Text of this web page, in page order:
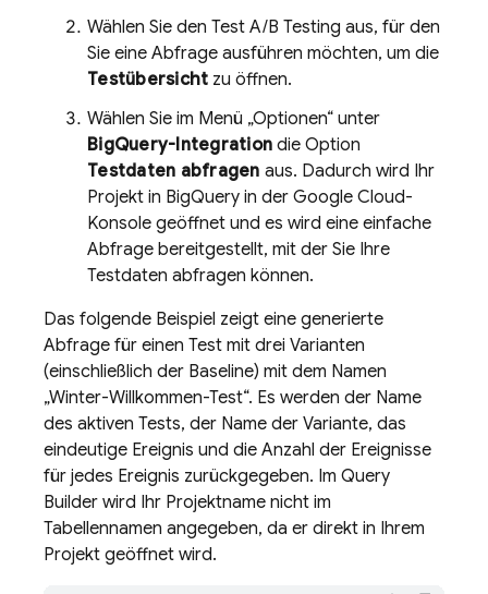
Wählen Sie den Test A/B Testing aus, für den
Sie eine Abfrage ausführen möchten, um die
Testübersicht zu öffnen.
Wählen Sie im Menü „Optionen“ unter
BigQuery-Integration die Option
Testdaten abfragen aus. Dadurch wird Ihr
Projekt in BigQuery in der Google Cloud-
Konsole geöffnet und es wird eine einfache
Abfrage bereitgestellt, mit der Sie Ihre
Testdaten abfragen können.
Das folgende Beispiel zeigt eine generierte
Abfrage für einen Test mit drei Varianten
(einschließlich der Baseline) mit dem Namen
„Winter-Willkommen-Test“. Es werden der Name
des aktiven Tests, der Name der Variante, das
eindeutige Ereignis und die Anzahl der Ereignisse
für jedes Ereignis zurückgegeben. Im Query
Builder wird Ihr Projektname nicht im
Tabellennamen angegeben, da er direkt in Ihrem
Projekt geöffnet wird.